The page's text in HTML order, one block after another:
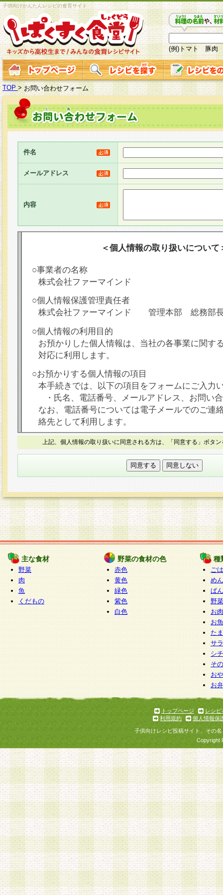
子供向けかんたんレシピの食育サイト
(例)トマト 豚肉
TOP > お問い合わせフォーム
件名
メールアドレス
内容
＜個人情報の取り扱いについて
○事業者の名称
株式会社ファーマインド
○個人情報保護管理責任者
株式会社ファーマインド 管理本部 総務部
○個人情報の利用目的
お預かりした個人情報は、当社の各事業に関す
対応に利用します。
○お預かりする個人情報の項目
本手続きでは、以下の項目をフォームにご入力
・氏名、電話番号、メールアドレス、お問い
なお、電話番号については電子メールでのご連
絡先として利用します。
○本人が容易に認識できない方法による個人情報
本フォームでは、セッション管理のためCookie
○個人情報の第三者提供について
力いただく個人情報は第三者に提供しません。
○個人情報の委託について
個人情報の取り扱いを外部に委託する場合は、
情報管理基準を満たす企業を選定して委託を行
が行われるよう監督します。
○開示対象個人情報の開示等および問い合わせ窓口
本人からの求めにより、当社が本件により取得
報の利用目的の通知・開示・内容の訂正・追加
停止・消去及び第三者への提供の禁止（以下、
といいます。）に応じます。
開示等に応じる窓口は以下になります。
ぱくすく食堂個人情報お客様相談窓口 paku-
m
個人情報を与えることは任意ですが、個人情報
意をいただけない場合には、当社のサービスの
お問い合わせ・ご相談への対応ができない場合
上記、個人情報の取り扱いに同意される方は、「同意する」ボタ
主な食材
野菜
肉
魚
くだもの
野菜の食材の色
赤色
黄色
緑色
紫色
白色
種
ご
めん
ぱん
野
お
お
た
サ
シ
そ
お
お
トップページ
レシピ
利用規約
個人情報保
子供向けレシピ投稿サイト、その
Copyright